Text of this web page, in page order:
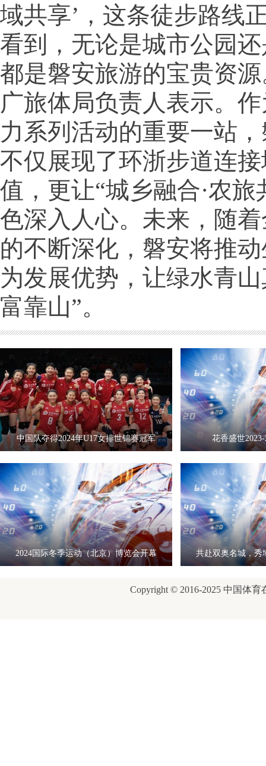
域共享’，这条徒步路线
看到，无论是城市公园
都是磐安旅游的宝贵资
广旅体局负责人表示。
力系列活动的重要一站
不仅展现了环浙步道连
值，更让“城乡融合·农旅
色深入人心。未来，随
的不断深化，磐安将推
为发展优势，让绿水青
富靠山”。
中国队夺得2024年U17女排世锦赛冠军 花香盛世
2024国际冬季运动（北京）博览会开幕
共赴双奥名城，秀
Copyright © 2016-2025 中国体